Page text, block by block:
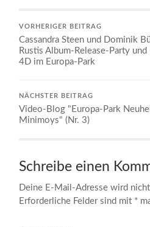
VORHERIGER BEITRAG
Cassandra Steen und Dominik
Rustis Album-Release-Party
4D im Europa-Park
NÄCHSTER BEITRAG
Video-Blog "Europa-Park
Minimoys" (Nr. 3)
Schreibe einen
Deine E-Mail-Adresse wird
Erforderliche Felder sind mit *